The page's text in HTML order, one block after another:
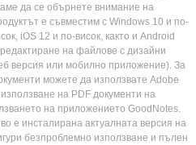
да се обърнете внимание на
е съвместим с Windows 10 и по-
iOS 12 и по-висок, както и Android
на файлове с дизайни
версия или мобилно приложение). За
можете да използвате Adobe
на PDF документи на
на приложението GoodNotes.
е инсталирана актуалната версия на
безпроблемно използване и пълен